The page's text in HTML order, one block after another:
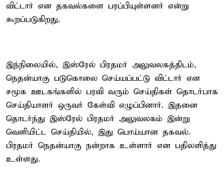
விட்டார் என தகவல்களை பரப்பியுள்ளனர் என்று
கூறப்படுகிறது.
இந்நிலையில், இஸ்ரேல் பிரதமர் அலுவலகத்திடம்,
நெதன்யாகு படுகொலை செய்யப்பட்டு விட்டார் என
சமூக ஊடகங்களில் பரவி வரும் செய்திகள் தொடர்பாக
செய்தியாளர் ஒருவர் கேள்வி எழுப்பினார். இதனை
தொடர்ந்து இஸ்ரேல் பிரதமர் அலுவலகம் இன்று
வெளியிட்ட செய்தியில், இது பொய்யான தகவல்.
பிரதமர் நெதன்யாகு நன்றாக உள்ளார் என பதிலளித்து
உள்ளது.